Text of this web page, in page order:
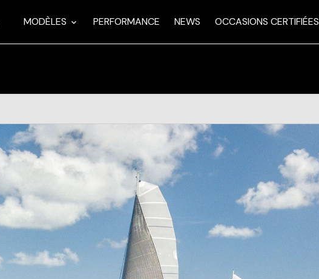
MODÈLES PERFORMANCE NEWS OCCASIONS CERTIFIÉES